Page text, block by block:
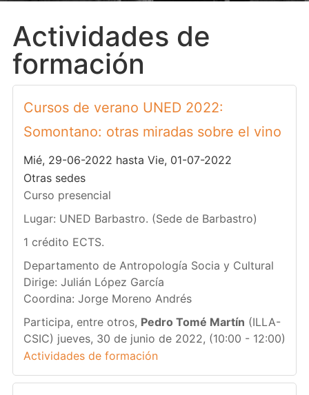
Actividades de
formación
Cursos de verano UNED 2022:
Somontano: otras miradas sobre el vino
Mié, 29-06-2022 hasta Vie, 01-07-2022
Otras sedes
Curso presencial
Lugar: UNED Barbastro. (Sede de Barbastro)
1 crédito ECTS.
Departamento de Antropología Socia y Cultural
Dirige: Julián López García
Coordina: Jorge Moreno Andrés
Participa, entre otros, Pedro Tomé Martín (ILLA-
CSIC) jueves, 30 de junio de 2022, (10:00 - 12:00)
Actividades de formación